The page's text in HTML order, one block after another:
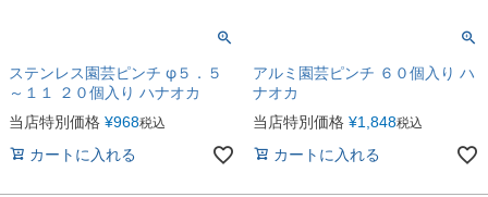
ステンレス園芸ピンチ φ５．５
～１１ ２０個入り ハナオカ
当店特別価格 ¥968税込
カートに入れる
アルミ園芸ピンチ ６０個入り ハ
ナオカ
当店特別価格 ¥1,848税込
カートに入れる